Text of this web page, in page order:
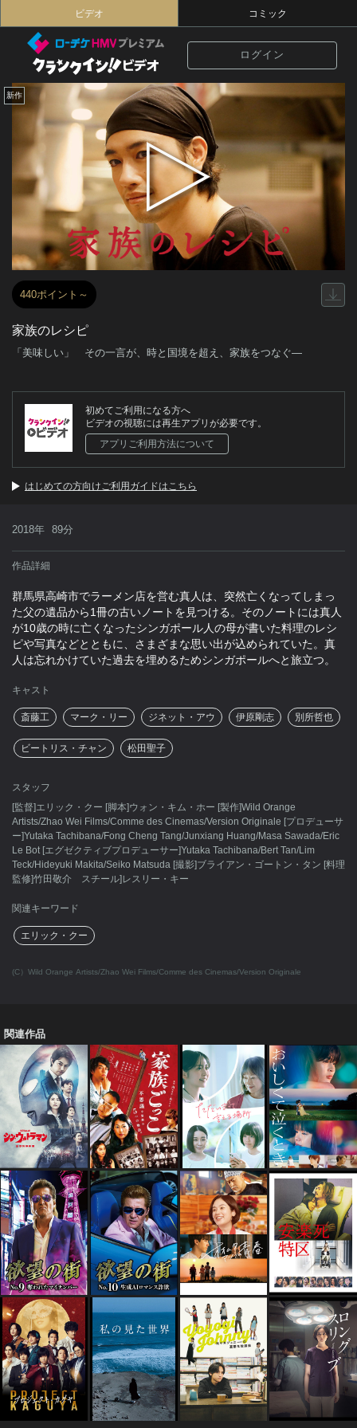
ビデオ コミック
ログイン
新作
440ポイント～
家族のレシピ
「美味しい」 その一言が、時と国境を超え、家族をつなぐ―
初めてご利用になる方へ
ビデオの視聴には再生アプリが必要です。
アプリご利用方法について
はじめての方向けご利用ガイドはこちら
2018年 89分
作品詳細
群馬県高崎市でラーメン店を営む真人は、突然亡くなってしまっ
た父の遺品から1冊の古いノートを見つける。そのノートには真人
が10歳の時に亡くなったシンガポール人の母が書いた料理のレシ
ピや写真などとともに、さまざまな思い出が込められていた。真
人は忘れかけていた過去を埋めるためシンガポールへと旅立つ。
キャスト
斎藤工 マーク・リー ジネット・アウ 伊原剛志 別所哲也
ビートリス・チャン 松田聖子
スタッフ
[監督]エリック・クー [脚本]ウォン・キム・ホー [製作]Wild Orange
Artists/Zhao Wei Films/Comme des Cinemas/Version Originale [プロデューサ
ー]Yutaka Tachibana/Fong Cheng Tang/Junxiang Huang/Masa Sawada/Eric
Le Bot [エグゼクティブプロデューサー]Yutaka Tachibana/Bert Tan/Lim
Teck/Hideyuki Makita/Seiko Matsuda [撮影]ブライアン・ゴートン・タン [料理
監修]竹田敬介 スチール]レスリー・キー
関連キーワード
エリック・クー
(C）Wild Orange Artists/Zhao Wei Films/Comme des Cinemas/Version Originale
関連作品